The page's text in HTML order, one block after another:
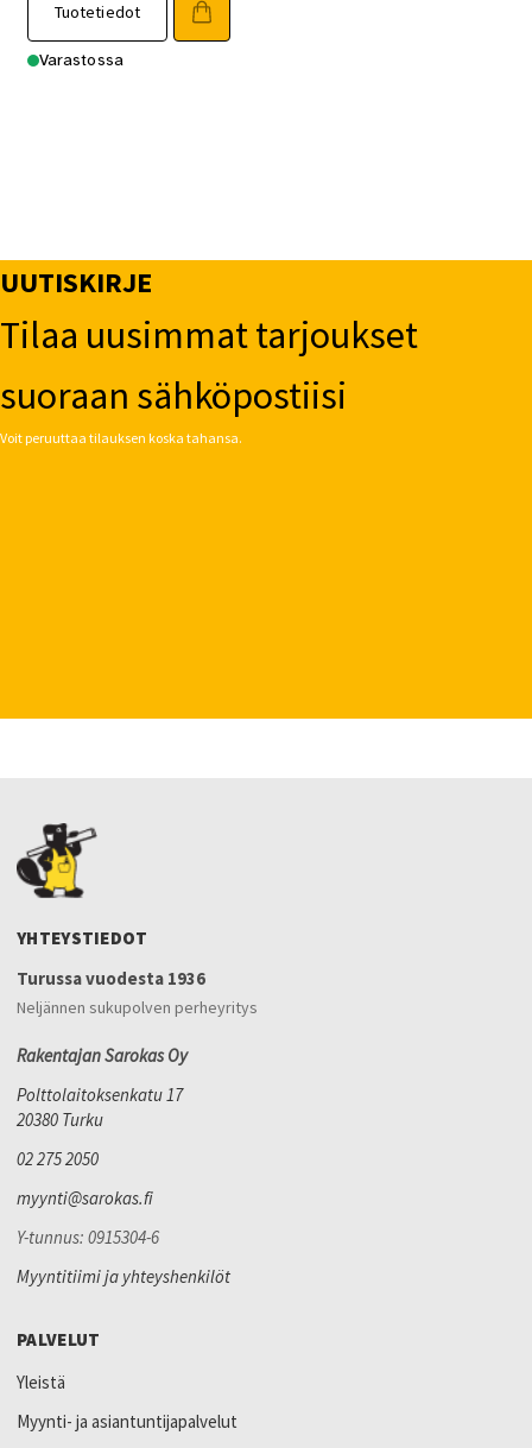
Tuotetiedot
Varastossa
UUTISKIRJE
Tilaa uusimmat tarjoukset
suoraan sähköpostiisi
Voit peruuttaa tilauksen koska tahansa.
YHTEYSTIEDOT
Turussa vuodesta 1936
Neljännen sukupolven perheyritys
Rakentajan Sarokas Oy
Polttolaitoksenkatu 17
20380 Turku
02 275 2050
myynti@sarokas.fi
Y-tunnus: 0915304-6
Myyntitiimi ja yhteyshenkilöt
PALVELUT
Yleistä
Myynti- ja asiantuntijapalvelut